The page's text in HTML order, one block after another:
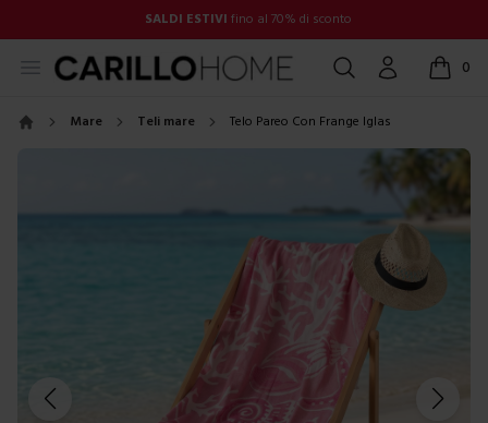
SALDI ESTIVI fino al 70% di sconto
Open menu Cerca Account 0
items
Mare Teli mare Telo Pareo Con Frange Iglas